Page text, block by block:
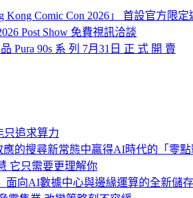
Kong Comic Con 2026」 首設官方限定
Post Show 免費視訊洽談
Pura 90s 系 列 7月31日 正 式 開 賣
只追求算力
的搜尋新常態中贏得AI時代的「零點
它只需要更理解你
面向AI數據中心與邊緣運算的全新儲